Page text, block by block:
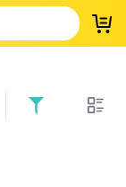
登